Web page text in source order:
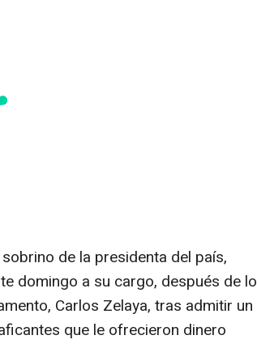
de la presidenta del país,
domingo a su cargo, después de lo
Carlos Zelaya, tras admitir un
que le ofrecieron dinero